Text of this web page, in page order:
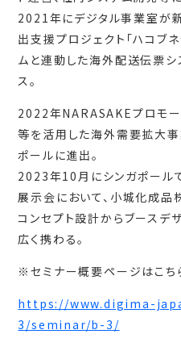
2021年にデジタル事業室が
出支援プロジェクト「ハコブ
ムと連動した海外配送伝票シ
ス。
2022年NARASAKEプロモー
等を活用した海外需要拡大
ポールに進出。
2023年10月にシンガポール
展示会において、小城化成品
コンセプト設計からブースデ
広く携わる。
※セミナー概要ページはこち
https://www.digima-
3/seminar/b-3/